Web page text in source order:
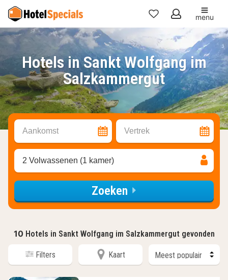
Mijn
favorieten
menu
Hotels in Sankt Wolfgang im
Salzkammergut
Aankomst Vertrek
2 Volwassenen (1 kamer)
Zoeken
10 Hotels in Sankt Wolfgang im Salzkammergut gevonden
Filters Kaart